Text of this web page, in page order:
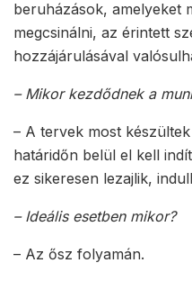
beruházások, amelyeket
megcsinálni, az érintett
hozzájárulásával
– Mikor kezdődnek a
– A tervek most
határidőn belül el kell
ez sikeresen lezajlik,
– Ideális esetben mikor?
– Az ősz folyamán.